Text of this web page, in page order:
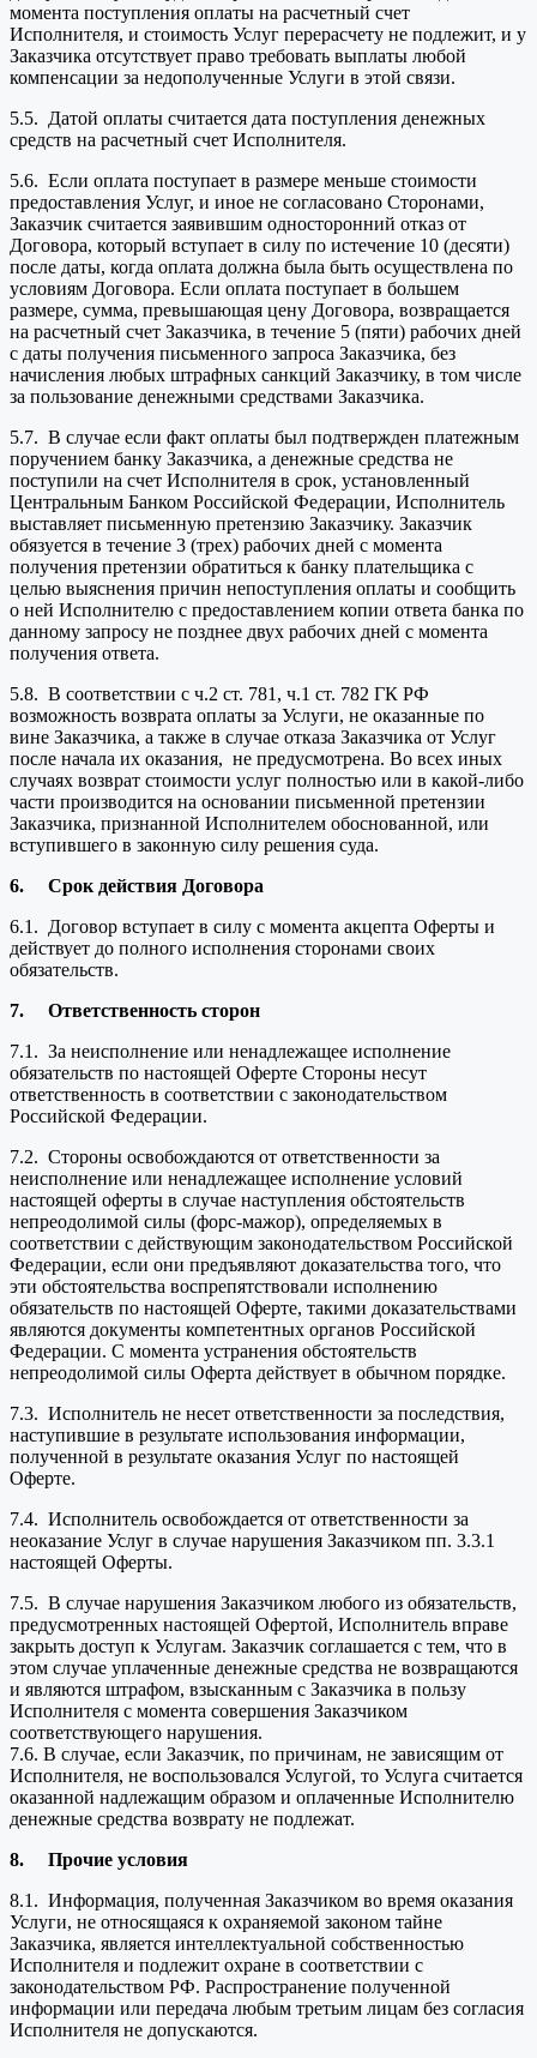
момента поступления оплаты на расчетный счет
Исполнителя, и стоимость Услуг перерасчету не подлежит, и у
Заказчика отсутствует право требовать выплаты любой
компенсации за недополученные Услуги в этой связи.
5.5. Датой оплаты считается дата поступления денежных
средств на расчетный счет Исполнителя.
5.6. Если оплата поступает в размере меньше стоимости
предоставления Услуг, и иное не согласовано Сторонами,
Заказчик считается заявившим односторонний отказ от
Договора, который вступает в силу по истечение 10 (десяти)
после даты, когда оплата должна была быть осуществлена по
условиям Договора. Если оплата поступает в большем
размере, сумма, превышающая цену Договора, возвращается
на расчетный счет Заказчика, в течение 5 (пяти) рабочих дней
с даты получения письменного запроса Заказчика, без
начисления любых штрафных санкций Заказчику, в том числе
за пользование денежными средствами Заказчика.
5.7. В случае если факт оплаты был подтвержден платежным
поручением банку Заказчика, а денежные средства не
поступили на счет Исполнителя в срок, установленный
Центральным Банком Российской Федерации, Исполнитель
выставляет письменную претензию Заказчику. Заказчик
обязуется в течение 3 (трех) рабочих дней с момента
получения претензии обратиться к банку плательщика с
целью выяснения причин непоступления оплаты и сообщить
о ней Исполнителю с предоставлением копии ответа банка по
данному запросу не позднее двух рабочих дней с момента
получения ответа.
5.8. В соответствии с ч.2 ст. 781, ч.1 ст. 782 ГК РФ
возможность возврата оплаты за Услуги, не оказанные по
вине Заказчика, а также в случае отказа Заказчика от Услуг
после начала их оказания, не предусмотрена. Во всех иных
случаях возврат стоимости услуг полностью или в какой-либо
части производится на основании письменной претензии
Заказчика, признанной Исполнителем обоснованной, или
вступившего в законную силу решения суда.
6. Срок действия Договора
6.1. Договор вступает в силу с момента акцепта Оферты и
действует до полного исполнения сторонами своих
обязательств.
7. Ответственность сторон
7.1. За неисполнение или ненадлежащее исполнение
обязательств по настоящей Оферте Стороны несут
ответственность в соответствии с законодательством
Российской Федерации.
7.2. Стороны освобождаются от ответственности за
неисполнение или ненадлежащее исполнение условий
настоящей оферты в случае наступления обстоятельств
непреодолимой силы (форс-мажор), определяемых в
соответствии с действующим законодательством Российской
Федерации, если они предъявляют доказательства того, что
эти обстоятельства воспрепятствовали исполнению
обязательств по настоящей Оферте, такими доказательствами
являются документы компетентных органов Российской
Федерации. С момента устранения обстоятельств
непреодолимой силы Оферта действует в обычном порядке.
7.3. Исполнитель не несет ответственности за последствия,
наступившие в результате использования информации,
полученной в результате оказания Услуг по настоящей
Оферте.
7.4. Исполнитель освобождается от ответственности за
неоказание Услуг в случае нарушения Заказчиком пп. 3.3.1
настоящей Оферты.
7.5. В случае нарушения Заказчиком любого из обязательств,
предусмотренных настоящей Офертой, Исполнитель вправе
закрыть доступ к Услугам. Заказчик соглашается с тем, что в
этом случае уплаченные денежные средства не возвращаются
и являются штрафом, взысканным с Заказчика в пользу
Исполнителя с момента совершения Заказчиком
соответствующего нарушения.
7.6. В случае, если Заказчик, по причинам, не зависящим от
Исполнителя, не воспользовался Услугой, то Услуга считается
оказанной надлежащим образом и оплаченные Исполнителю
денежные средства возврату не подлежат.
8. Прочие условия
8.1. Информация, полученная Заказчиком во время оказания
Услуги, не относящаяся к охраняемой законом тайне
Заказчика, является интеллектуальной собственностью
Исполнителя и подлежит охране в соответствии с
законодательством РФ. Распространение полученной
информации или передача любым третьим лицам без согласия
Исполнителя не допускаются.